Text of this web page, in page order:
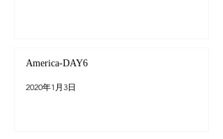
America-DAY6
2020年1月3日